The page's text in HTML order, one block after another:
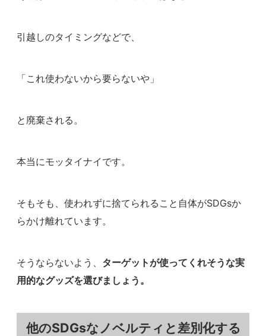
引越しのタイミングなどで、
「これ使わないから要らないや」
と廃棄される。
本当にモッタイナイです。
そもそも、使われずに捨てられること自体がSDGsか
らかけ離れています。
そうならないよう、 ターゲットが使ってくれそうな実
用的なグッズを選びましょう。
他のSDGsなノベルティと差別化する